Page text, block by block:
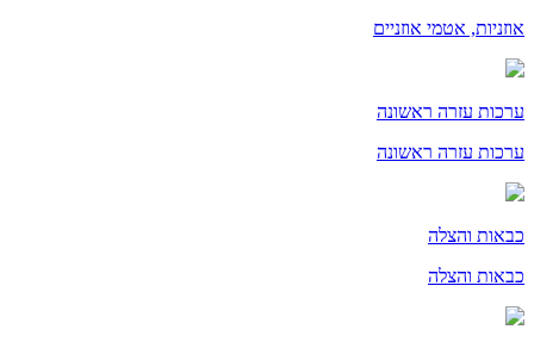
אוזניות, אטמי אוזניים
ערכות עזרה ראשונה
ערכות עזרה ראשונה
כבאות והצלה
כבאות והצלה